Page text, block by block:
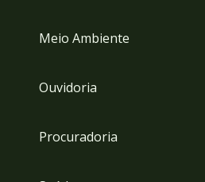
Meio Ambiente
Ouvidoria
Procuradoria